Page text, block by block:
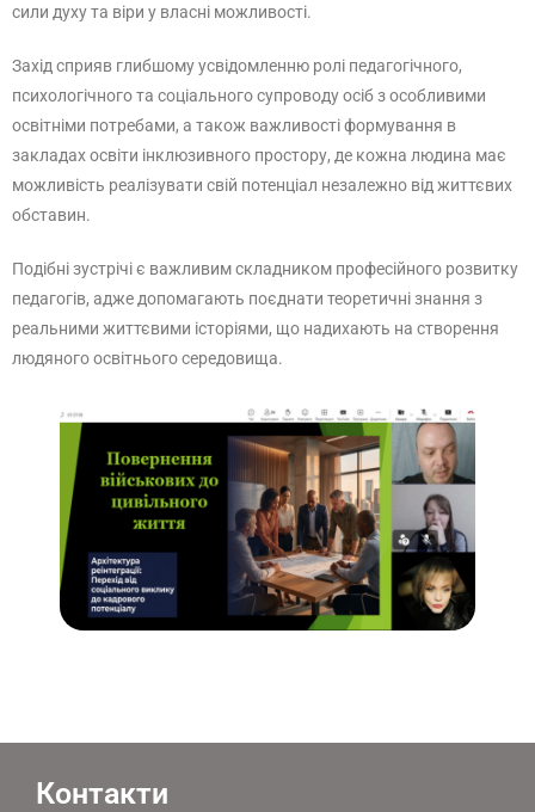
сили духу та віри у власні можливості.
Захід сприяв глибшому усвідомленню ролі педагогічного,
психологічного та соціального супроводу осіб з особливими
освітніми потребами, а також важливості формування в
закладах освіти інклюзивного простору, де кожна людина має
можливість реалізувати свій потенціал незалежно від життєвих
обставин.
Подібні зустрічі є важливим складником професійного розвитку
педагогів, адже допомагають поєднати теоретичні знання з
реальними життєвими історіями, що надихають на створення
людяного освітнього середовища.
Контакти